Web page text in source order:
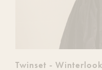
Twinset - Winterlook